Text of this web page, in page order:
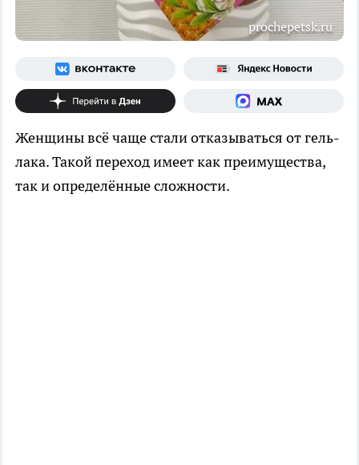
prochepetsk.ru
Женщины всё чаще стали отказываться от гель-
лака. Такой переход имеет как преимущества,
так и определённые сложности.